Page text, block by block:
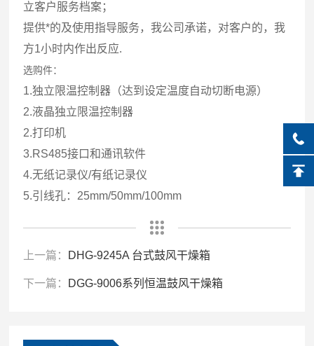
立客户服务档案；
提供*的及使用指导服务，我公司承诺，对客户的，我
方1小时内作出反应.
选购件：
1.独立限温控制器（达到设定温度自动切断电源）
2.液晶独立限温控制器
2.打印机
3.RS485接口和通讯软件
4.无纸记录仪/有纸记录仪
5.引线孔：25mm/50mm/100mm
上一篇： DHG-9245A 台式鼓风干燥箱
下一篇： DGG-9006系列恒温鼓风干燥箱